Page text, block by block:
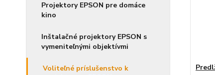
Projektory EPSON pre domáce
kino
Inštalačné projektory EPSON s
vymeniteľnými objektívmi
Voliteľné príslušenstvo k